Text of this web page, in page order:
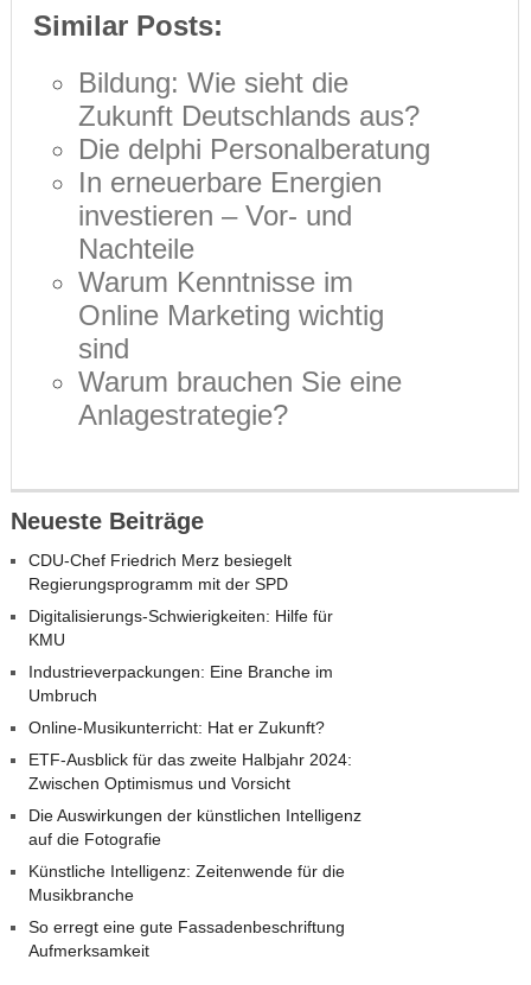
Similar Posts:
Bildung: Wie sieht die
Zukunft Deutschlands aus?
Die delphi Personalberatung
In erneuerbare Energien
investieren – Vor- und
Nachteile
Warum Kenntnisse im
Online Marketing wichtig
sind
Warum brauchen Sie eine
Anlagestrategie?
Neueste Beiträge
CDU-Chef Friedrich Merz besiegelt
Regierungsprogramm mit der SPD
Digitalisierungs-Schwierigkeiten: Hilfe für
KMU
Industrieverpackungen: Eine Branche im
Umbruch
Online-Musikunterricht: Hat er Zukunft?
ETF-Ausblick für das zweite Halbjahr 2024:
Zwischen Optimismus und Vorsicht
Die Auswirkungen der künstlichen Intelligenz
auf die Fotografie
Künstliche Intelligenz: Zeitenwende für die
Musikbranche
So erregt eine gute Fassadenbeschriftung
Aufmerksamkeit